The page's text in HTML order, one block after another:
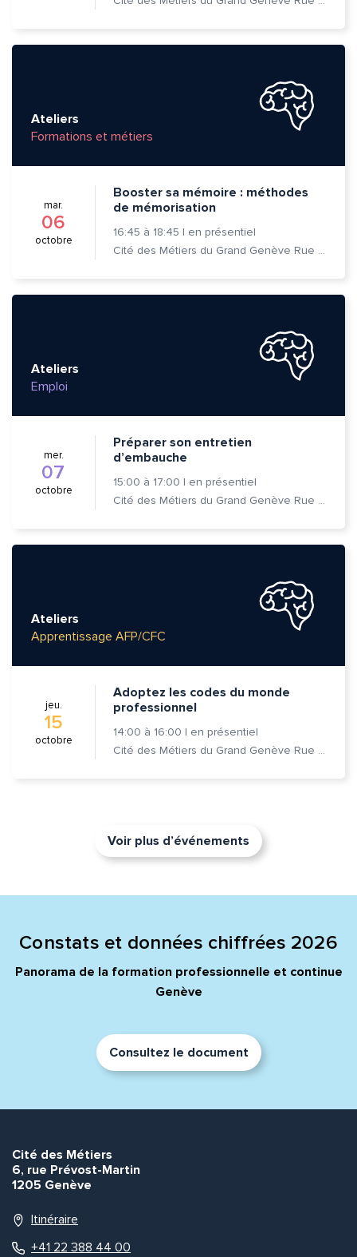
Ateliers
Formations et métiers
mar.
06
octobre
Booster sa mémoire : méthodes
de mémorisation
16:45 à 18:45 | en présentiel
Cité des Métiers du Grand Genève Rue Prévost-Martin 6 1205 Genève
Ateliers
Emploi
mer.
07
octobre
Préparer son entretien
d’embauche
15:00 à 17:00 | en présentiel
Cité des Métiers du Grand Genève Rue Prévost-Martin 6 1205 Genève
Ateliers
Apprentissage AFP/CFC
jeu.
15
octobre
Adoptez les codes du monde
professionnel
14:00 à 16:00 | en présentiel
Cité des Métiers du Grand Genève Rue Prévost-Martin 6 1205 Genève
Voir plus d’événements
Constats et données chiffrées 2026
Panorama de la formation professionnelle et continue
Genève
Consultez le document
Cité des Métiers
6, rue Prévost-Martin
1205 Genève
Itinéraire
+41 22 388 44 00